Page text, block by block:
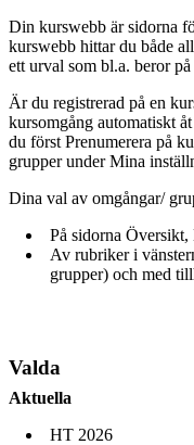
Din kurswebb är sidorna
kurswebb hittar du både
ett urval som bl.a. beror
Är du registrerad på en
kursomgång automatiskt
du först Prenumerera på
grupper under Mina
Dina val av omgångar/
På sidorna
Av rubriker i
grupper) och med
Valda
Aktuella
HT 2026